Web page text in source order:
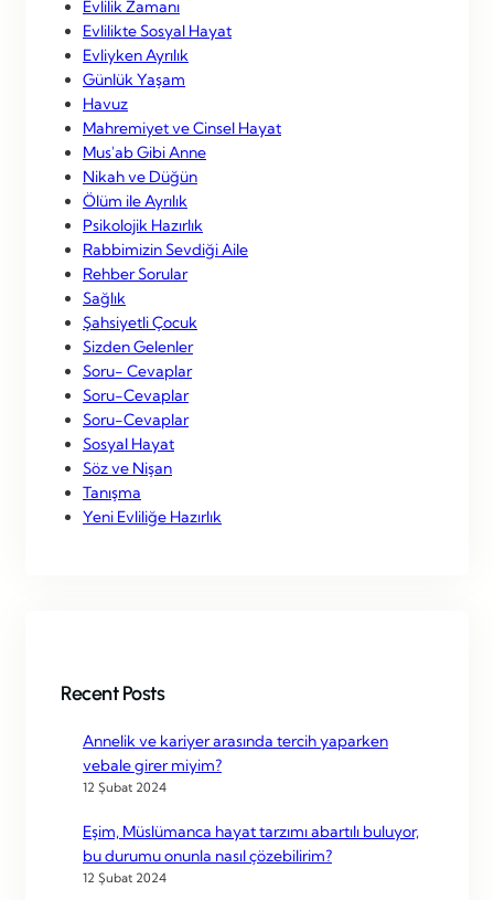
Evlilik Zamanı
Evlilikte Sosyal Hayat
Evliyken Ayrılık
Günlük Yaşam
Havuz
Mahremiyet ve Cinsel Hayat
Mus'ab Gibi Anne
Nikah ve Düğün
Ölüm ile Ayrılık
Psikolojik Hazırlık
Rabbimizin Sevdiği Aile
Rehber Sorular
Sağlık
Şahsiyetli Çocuk
Sizden Gelenler
Soru- Cevaplar
Soru-Cevaplar
Soru-Cevaplar
Sosyal Hayat
Söz ve Nişan
Tanışma
Yeni Evliliğe Hazırlık
Recent Posts
Annelik ve kariyer arasında tercih yaparken
vebale girer miyim?
12 Şubat 2024
Eşim, Müslümanca hayat tarzımı abartılı buluyor,
bu durumu onunla nasıl çözebilirim?
12 Şubat 2024